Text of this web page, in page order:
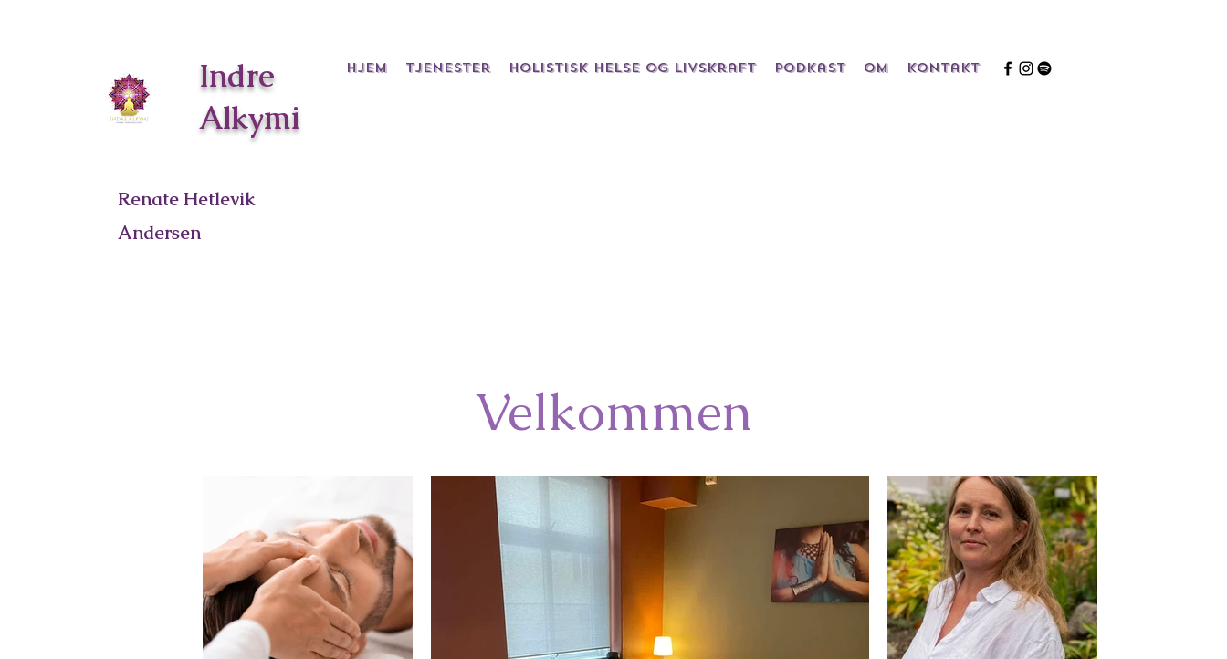
Indre
Alkymi
Renate Hetlevik
Andersen
Hjem Tjenester Holistisk helse og livskraft Podkast Om Kontakt
Velkommen